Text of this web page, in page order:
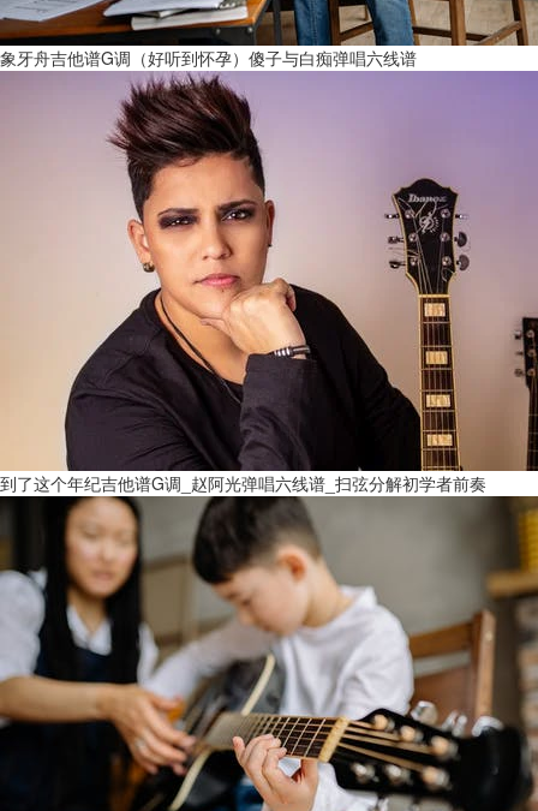
象牙舟吉他谱G调（好听到怀孕）傻子与白痴弹唱六线谱
到了这个年纪吉他谱G调_赵阿光弹唱六线谱_扫弦分解初学者前奏